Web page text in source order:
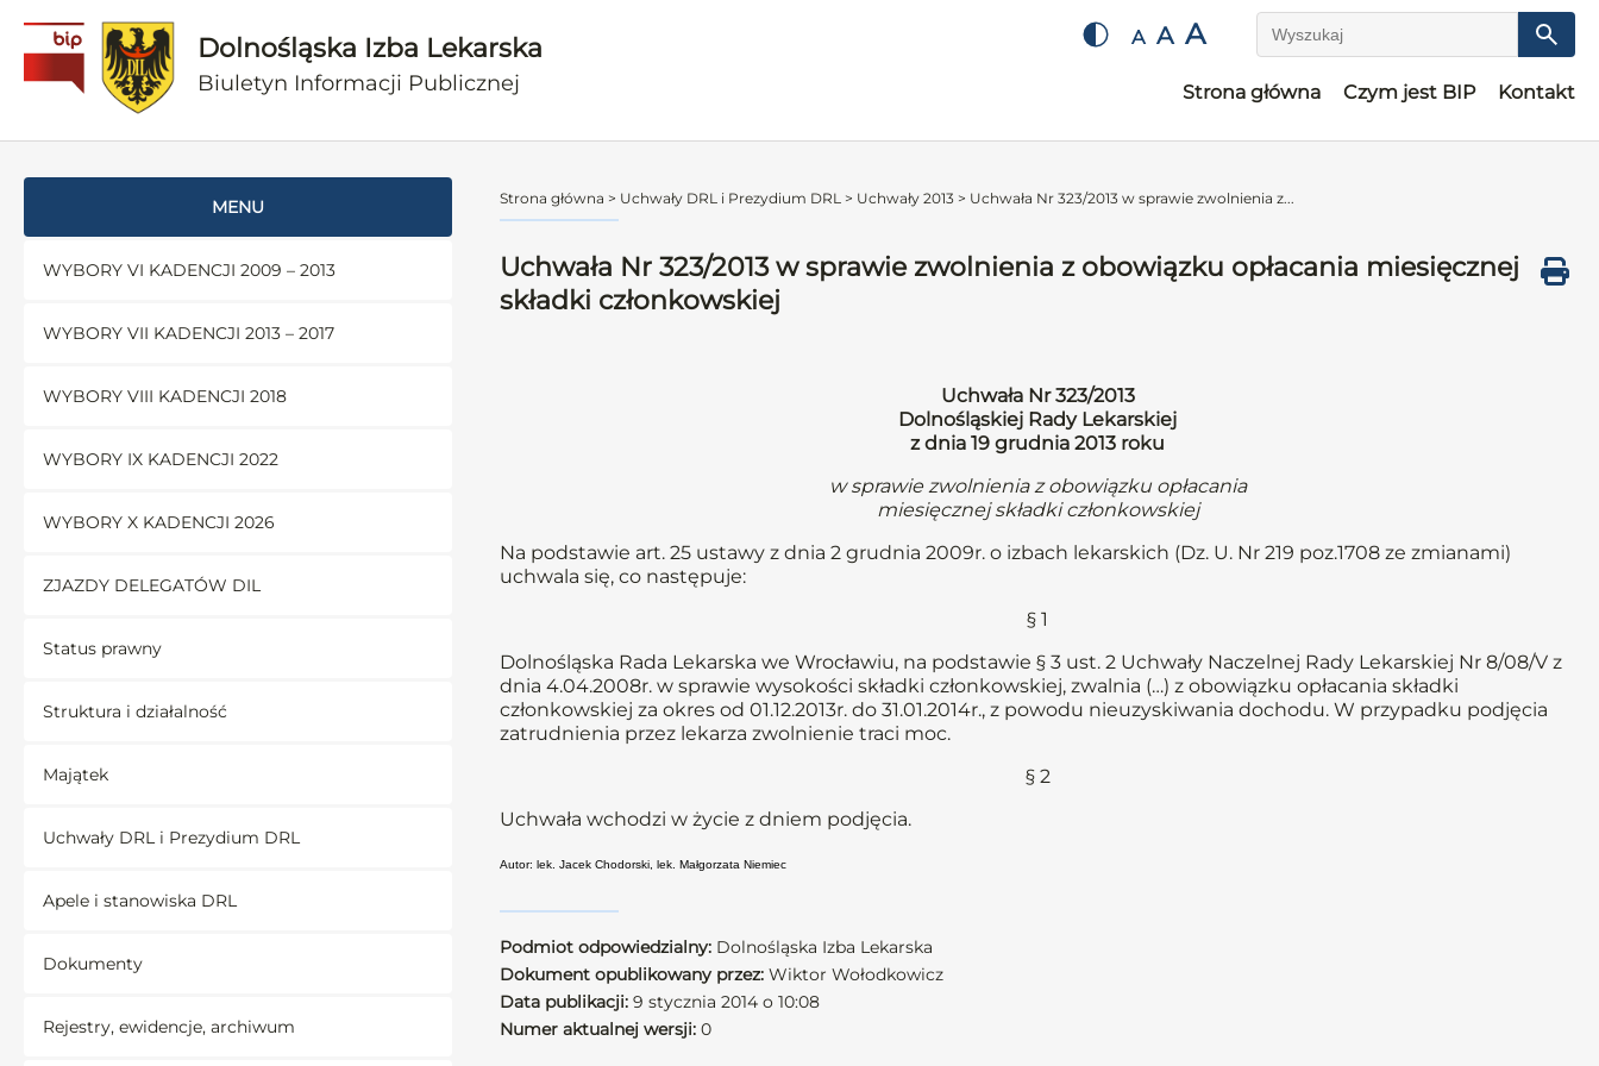
Dolnośląska Izba Lekarska
Biuletyn Informacji Publicznej
A A A Wyszukaj
Strona główna Czym jest BIP Kontakt
MENU
WYBORY VI KADENCJI 2009 – 2013
WYBORY VII KADENCJI 2013 – 2017
WYBORY VIII KADENCJI 2018
WYBORY IX KADENCJI 2022
WYBORY X KADENCJI 2026
ZJAZDY DELEGATÓW DIL
Status prawny
Struktura i działalność
Majątek
Uchwały DRL i Prezydium DRL
Apele i stanowiska DRL
Dokumenty
Rejestry, ewidencje, archiwum
Strona główna > Uchwały DRL i Prezydium DRL > Uchwały 2013 > Uchwała Nr 323/2013 w sprawie zwolnienia z...
Uchwała Nr 323/2013 w sprawie zwolnienia z obowiązku opłacania miesięcznej
składki członkowskiej
Uchwała Nr 323/2013
Dolnośląskiej Rady Lekarskiej
z dnia 19 grudnia 2013 roku
w sprawie zwolnienia z obowiązku opłacania
miesięcznej składki członkowskiej
Na podstawie art. 25 ustawy z dnia 2 grudnia 2009r. o izbach lekarskich (Dz. U. Nr 219 poz.1708 ze zmianami)
uchwala się, co następuje:
§ 1
Dolnośląska Rada Lekarska we Wrocławiu, na podstawie § 3 ust. 2 Uchwały Naczelnej Rady Lekarskiej Nr 8/08/V z
dnia 4.04.2008r. w sprawie wysokości składki członkowskiej, zwalnia (…) z obowiązku opłacania składki
członkowskiej za okres od 01.12.2013r. do 31.01.2014r., z powodu nieuzyskiwania dochodu. W przypadku podjęcia
zatrudnienia przez lekarza zwolnienie traci moc.
§ 2
Uchwała wchodzi w życie z dniem podjęcia.
Autor: lek. Jacek Chodorski, lek. Małgorzata Niemiec
Podmiot odpowiedzialny: Dolnośląska Izba Lekarska
Dokument opublikowany przez: Wiktor Wołodkowicz
Data publikacji: 9 stycznia 2014 o 10:08
Numer aktualnej wersji: 0